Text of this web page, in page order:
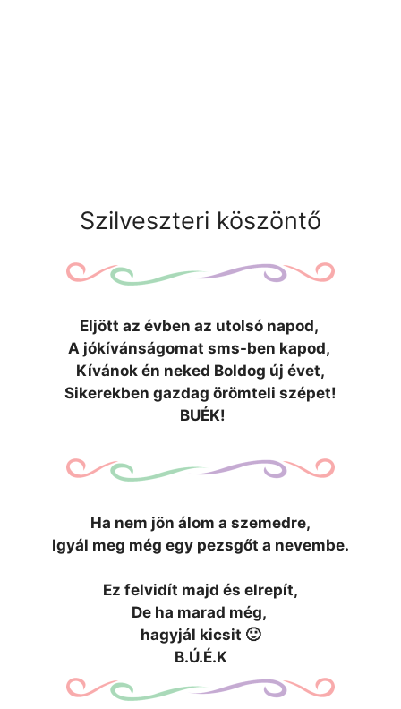
Szilveszteri köszöntő
Eljött az évben az utolsó napod,
A jókívánságomat sms-ben kapod,
Kívánok én neked Boldog új évet,
Sikerekben gazdag örömteli szépet!
BUÉK!
Ha nem jön álom a szemedre,
Igyál meg még egy pezsgőt a nevembe.
Ez felvidít majd és elrepít,
De ha marad még,
hagyjál kicsit 🙂
B.Ú.É.K